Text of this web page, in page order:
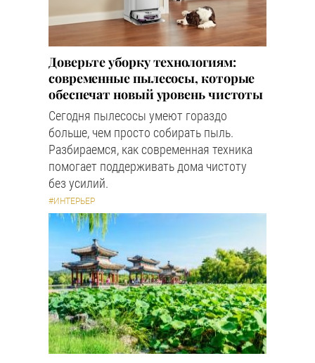
Доверьте уборку технологиям:
современные пылесосы, которые
обеспечат новый уровень чистоты
Сегодня пылесосы умеют гораздо
больше, чем просто собирать пыль.
Разбираемся, как современная техника
помогает поддерживать дома чистоту
без усилий.
#ИНТЕРЬЕР